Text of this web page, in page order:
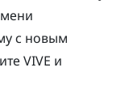
с новым
VIVE и